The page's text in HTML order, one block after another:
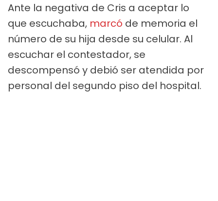
Ante la negativa de Cris a aceptar lo
que escuchaba, marcó de memoria el
número de su hija desde su celular. Al
escuchar el contestador, se
descompensó y debió ser atendida por
personal del segundo piso del hospital.